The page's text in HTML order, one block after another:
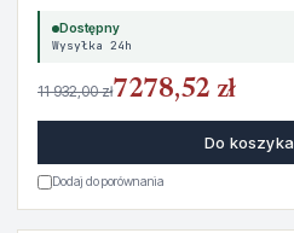
Dostępny
Wysyłka 24h
11 932,00 zł7278,52 zł
Do koszyka
Dodaj do porównania